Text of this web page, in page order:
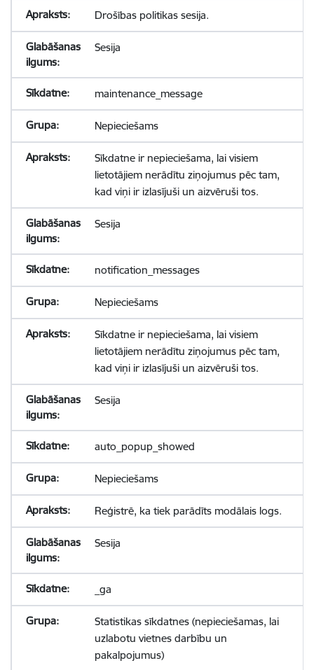
Drošības politikas sesija.
Sesija
maintenance_message
Nepieciešams
Sīkdatne ir nepieciešama, lai visiem
lietotājiem nerādītu ziņojumus pēc tam,
kad viņi ir izlasījuši un aizvēruši tos.
Sesija
notification_messages
Nepieciešams
Sīkdatne ir nepieciešama, lai visiem
lietotājiem nerādītu ziņojumus pēc tam,
kad viņi ir izlasījuši un aizvēruši tos.
Sesija
auto_popup_showed
Nepieciešams
Reģistrē, ka tiek parādīts modālais logs.
Sesija
_ga
Statistikas sīkdatnes (nepieciešamas, lai
uzlabotu vietnes darbību un
pakalpojumus)